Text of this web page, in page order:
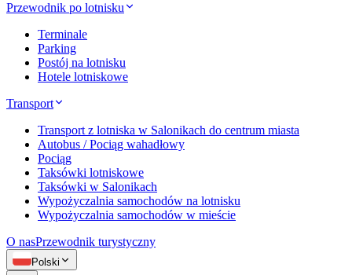
Przewodnik po lotnisku
Terminale
Parking
Postój na lotnisku
Hotele lotniskowe
Transport
Transport z lotniska w Salonikach do centrum miasta
Autobus / Pociąg wahadłowy
Pociąg
Taksówki lotniskowe
Taksówki w Salonikach
Wypożyczalnia samochodów na lotnisku
Wypożyczalnia samochodów w mieście
O nasPrzewodnik turystyczny
Polski